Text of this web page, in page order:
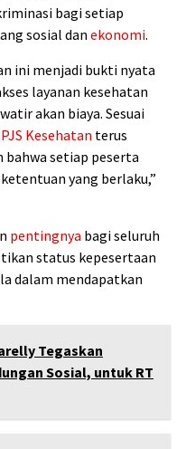
bagi setiap
sosial dan ekonomi.
ini menjadi bukti nyata
layanan kesehatan
akan biaya. Sesuai
Kesehatan terus
setiap peserta
yang berlaku,”
pentingnya bagi seluruh
status kepesertaan
dalam mendapatkan
Tegaskan
Sosial, untuk RT